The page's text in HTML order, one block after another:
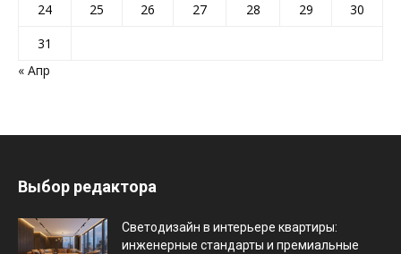
24
25 26 27 28 29
30
31
« Апр
Выбор редактора
Светодизайн в интерьере квартиры:
инженерные стандарты и премиальные